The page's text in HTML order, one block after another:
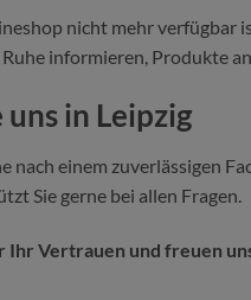
nicht mehr verfügbar
informieren, Produkte
uns in Leipzig
nach einem zuverlässigen
Sie gerne bei allen Fragen.
Ihr Vertrauen und freuen